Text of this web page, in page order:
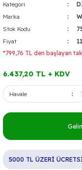
Kategori
Marka
Stok Kodu
Fiyat
*799,76 TL den başlayan
6.437,20 TL + KDV
Havale
5000 TL ÜZERİ